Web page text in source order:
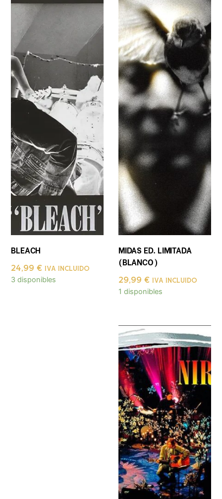
BLEACH
24,99€ IVA INCLUIDO
3 disponibles
MIDAS ED. LIMITADA
(BLANCO)
29,99 € IVA INCLUIDO
1 disponibles